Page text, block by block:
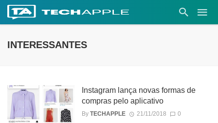
INTERESSANTES
Instagram lança novas formas de
compras pelo aplicativo
By TECHAPPLE 21/11/2018 0